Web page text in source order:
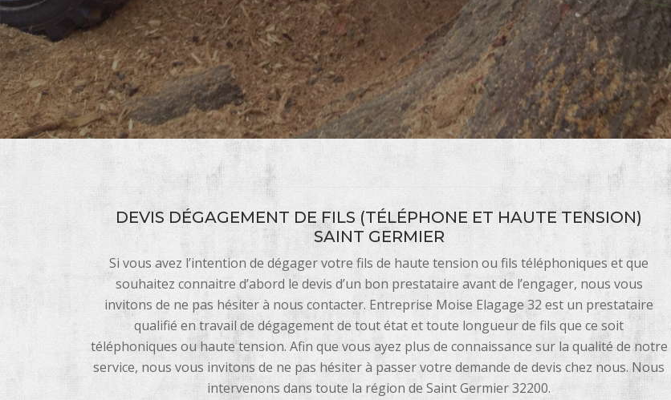
DEVIS DÉGAGEMENT DE FILS (TÉLÉPHONE ET HAUTE TENSION)
SAINT GERMIER
Si vous avez l’intention de dégager votre fils de haute tension ou fils téléphoniques et que
souhaitez connaitre d’abord le devis d’un bon prestataire avant de l’engager, nous vous
invitons de ne pas hésiter à nous contacter. Entreprise Moise Elagage 32 est un prestataire
qualifié en travail de dégagement de tout état et toute longueur de fils que ce soit
téléphoniques ou haute tension. Afin que vous ayez plus de connaissance sur la qualité de notre
service, nous vous invitons de ne pas hésiter à passer votre demande de devis chez nous. Nous
intervenons dans toute la région de Saint Germier 32200.